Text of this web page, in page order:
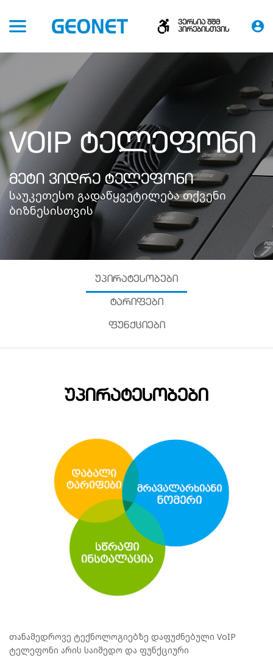
ვერსია შშმ
პირებისთვის
VOIP ᲢᲔᲚᲔᲤᲝᲜᲘ
ᲛᲔᲢᲘ ᲕᲘᲓᲠᲔ ᲢᲔᲚᲔᲤᲝᲜᲘ
საუკეთესო გადაწყვეტილება თქვენი
ბიზნესისთვის
ᲣᲞᲘᲠᲐᲢᲔᲡᲝᲑᲔᲑᲘ
ᲢᲐᲠᲘᲤᲔᲑᲘ
ᲤᲣᲜᲥᲪᲘᲔᲑᲘ
ᲣᲞᲘᲠᲐᲢᲔᲡᲝᲑᲔᲑᲘ
თანამედროვე ტექნოლოგიებზე დაფუძნებული VoIP
ტელეფონი არის საიმედო და ფუნქციური